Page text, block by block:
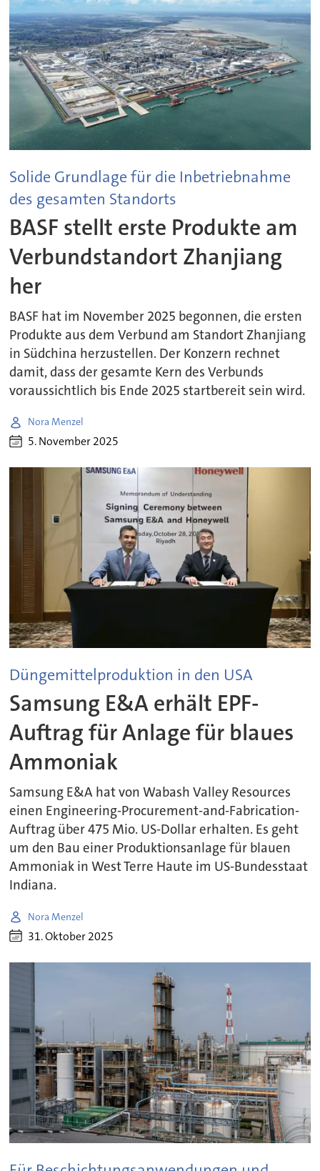
Solide Grundlage für die Inbetriebnahme
des gesamten Standorts
BASF stellt erste Produkte am
Verbundstandort Zhanjiang
her
BASF hat im November 2025 begonnen, die ersten
Produkte aus dem Verbund am Standort Zhanjiang
in Südchina herzustellen. Der Konzern rechnet
damit, dass der gesamte Kern des Verbunds
voraussichtlich bis Ende 2025 startbereit sein wird.
Nora Menzel
5. November 2025
Düngemittelproduktion in den USA
Samsung E&A erhält EPF-
Auftrag für Anlage für blaues
Ammoniak
Samsung E&A hat von Wabash Valley Resources
einen Engineering-Procurement-and-Fabrication-
Auftrag über 475 Mio. US-Dollar erhalten. Es geht
um den Bau einer Produktionsanlage für blauen
Ammoniak in West Terre Haute im US-Bundesstaat
Indiana.
Nora Menzel
31. Oktober 2025